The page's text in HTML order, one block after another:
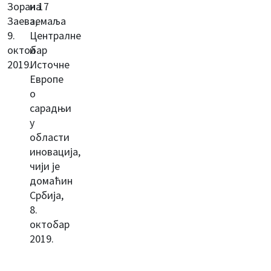
Зорана
Заева,
9.
октобар
2019.
и 17
земаља
Централне
и
Источне
Европе
о
сарадњи
у
области
иновација,
чији је
домаћин
Србија,
8.
октобар
2019.